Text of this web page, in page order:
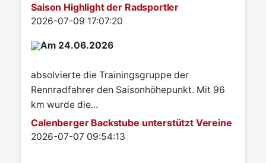
Saison Highlight der Radsportler
Details
2026-07-09 17:07:20
Am 24.06.2026
absolvierte die Trainingsgruppe der
Rennradfahrer den Saisonhöhepunkt. Mit 96
km wurde die...
Calenberger Backstube unterstützt Vereine
Details
2026-07-07 09:54:13